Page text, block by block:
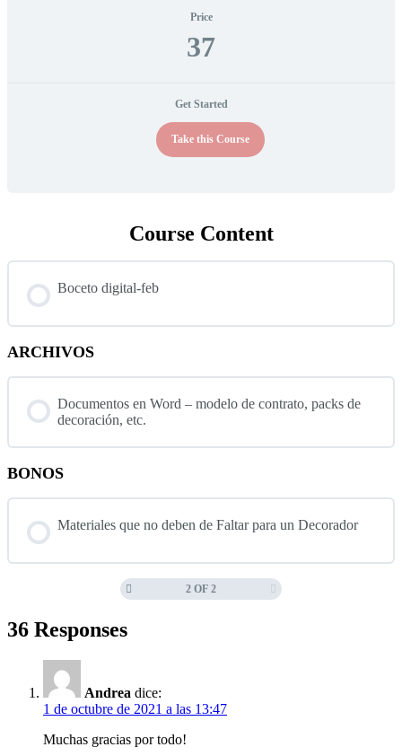
Price
37
Get Started
Take this Course
Course Content
Boceto digital-feb
ARCHIVOS
Documentos en Word – modelo de contrato, packs de
decoración, etc.
BONOS
Materiales que no deben de Faltar para un Decorador
2 OF 2
36 Responses
Andrea dice:
1 de octubre de 2021 a las 13:47
Muchas gracias por todo!